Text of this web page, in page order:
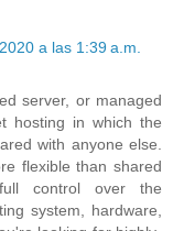
a las 1:39 a.m.
server, or managed
hosting in which the
with anyone else.
flexible than shared
control over the
system, hardware,